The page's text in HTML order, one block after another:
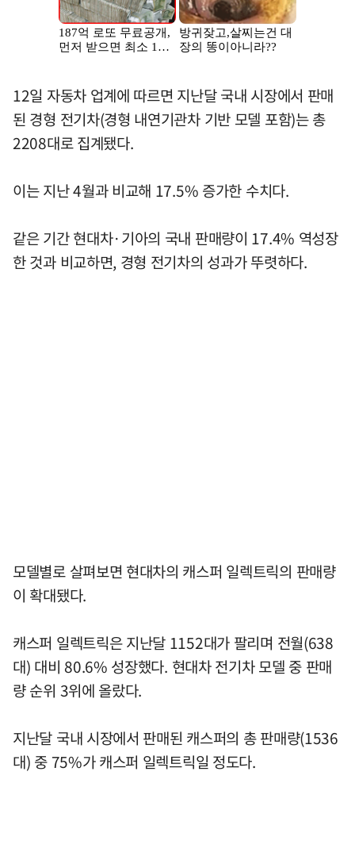
12일 자동차 업계에 따르면 지난달 국내 시장에서 판매
된 경형 전기차(경형 내연기관차 기반 모델 포함)는 총
2208대로 집계됐다.
이는 지난 4월과 비교해 17.5% 증가한 수치다.
같은 기간 현대차·기아의 국내 판매량이 17.4% 역성장
한 것과 비교하면, 경형 전기차의 성과가 뚜렷하다.
모델별로 살펴보면 현대차의 캐스퍼 일렉트릭의 판매량
이 확대됐다.
캐스퍼 일렉트릭은 지난달 1152대가 팔리며 전월(638
대) 대비 80.6% 성장했다. 현대차 전기차 모델 중 판매
량 순위 3위에 올랐다.
지난달 국내 시장에서 판매된 캐스퍼의 총 판매량(1536
대) 중 75%가 캐스퍼 일렉트릭일 정도다.